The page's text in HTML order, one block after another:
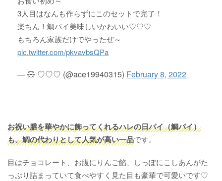
3人目はなんも作らずにこのセットで完了！
楽ちん！鯛パイ美味しいかわいい♡♡♡
もちろん家族だけでやったぜ～
pic.twitter.com/pkvavbsQPa
— 🧸 ♡♡♡ (@ace19940315) February 8, 2022
お祝い膳を華やかに飾ってくれるハレの日パイ（鯛パイ）
も、鯛の代わりとして人気が高い一品です。
目はチョコレート、お腹にりんご餡、しっぽにこしあんがた
っぷり詰まっていて食べやすく見た目も豪華で可愛いです♡